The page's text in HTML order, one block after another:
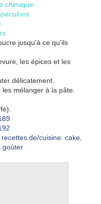
chimique
jusqu'à ce qu'ils
les épices et les
délicatement.
mélanger à la pâte.
recettes.de/cuisine: cake
goûter